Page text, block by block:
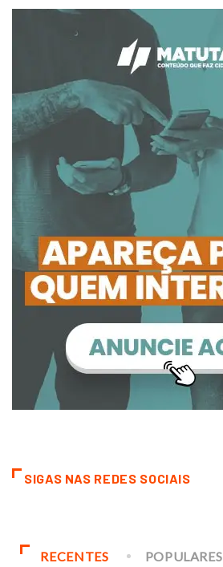
SIGAS NAS REDES SOCIAIS
RECENTES POPULARES